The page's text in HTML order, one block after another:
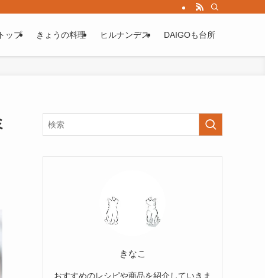
ップ きょうの料理 ヒルナンデス DAIGOも台所
きなこ
おすすめのレシピや商品を紹介していきま